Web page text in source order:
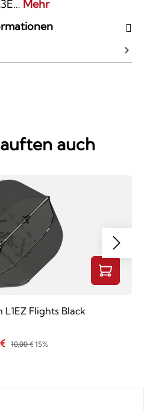
Mehr
auch
Flights Black
10,00 € 15%